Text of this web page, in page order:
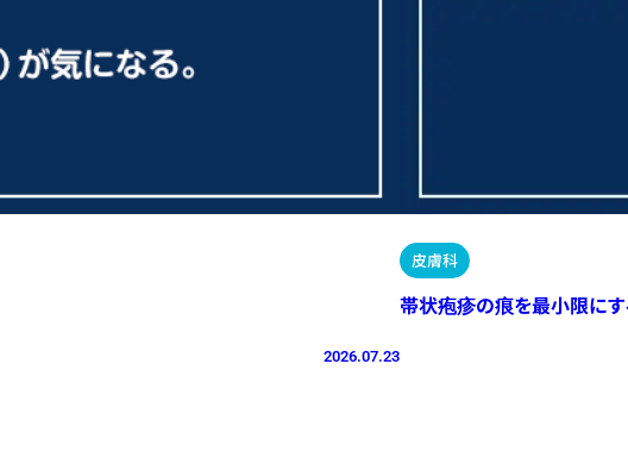
2026.07.23
皮膚科
帯状疱疹の痕を最小限にす